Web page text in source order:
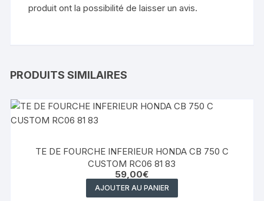
produit ont la possibilité de laisser un avis.
PRODUITS SIMILAIRES
TE DE FOURCHE INFERIEUR HONDA CB 750 C
CUSTOM RC06 81 83
59,00€
AJOUTER AU PANIER